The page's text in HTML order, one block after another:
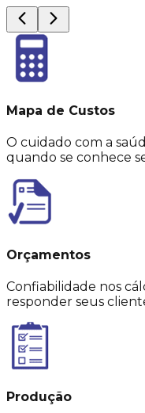
Mapa de Custos
O cuidado com a
quando se conhece
Orçamentos
Confiabilidade nos
responder seus
Produção